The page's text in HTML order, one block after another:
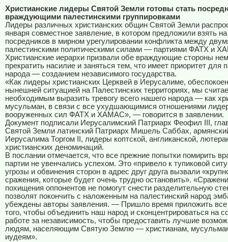
Христианские лидеры Святой Земли готовы стать
враждующими палестинскими группировками
Лидеры различных христианских общин Святой Земли
января совместное заявление, в котором предложили взять
посредников в мирном урегулировании конфликта между
палестинскими политическими силами — партиями ФАТХ и
Христианские иерархи призвали обе враждующие стороны
прекратить насилие и заняться тем, что имеет приоритет для
народа — созданием независимого государства.
«Как лидеры христианских Церквей в Иерусалиме,
нынешней ситуацией на Палестинских территориях, мы
необходимым выразить тревогу всего нашего народа — как
мусульман, в связи с все ухудшающимися отношениями
вооруженных сил ФАТХ и ХАМАС», — говорится в заявлении.
Документ подписали Иерусалимский Патриарх Феофил III,
Святой Земли латинский Патриарх Мишель Саббах,
Иерусалима Торгом II, лидеры коптской, англиканской,
христианских деноминаций.
В послании отмечается, что все прежние попытки помирить
партии не увенчались успехом. Это «привело к тупиковой
угрозы и обвинения сторон в адрес друг друга вызвали
сражения, которые будет очень трудно остановить».
похищения оппонентов не помогут снести разделительную
позволят покончить с наложенным на палестинский народ
убеждены авторы заявления. — Пришло время приложить
того, чтобы объединить наш народ и сконцентрироваться на
работе за независимость, чтобы предоставить лучшие
людям, населяющим Святую Землю — христианам,
иудеям».